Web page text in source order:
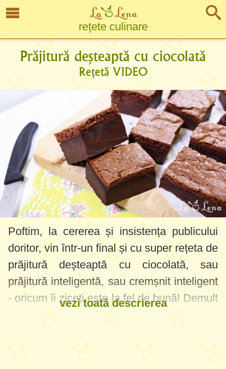
rețete culinare
Prăjitură deșteaptă cu ciocolată
Rețetă VIDEO
Poftim, la cererea și insistența publicului
doritor, vin într-un final și cu super rețeta de
prăjitură deșteaptă cu ciocolată, sau
prăjitură inteligentă, sau cremșnit inteligent
- oricum îi ziceți este la fel de bună! Demult
planificam și după multe teste am rămas
recomand cu drag.
vezi toată descrierea